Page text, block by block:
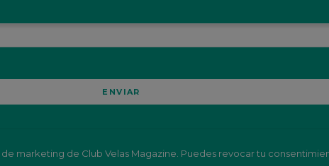
marketing de Club Velas Magazine. Puedes revocar tu